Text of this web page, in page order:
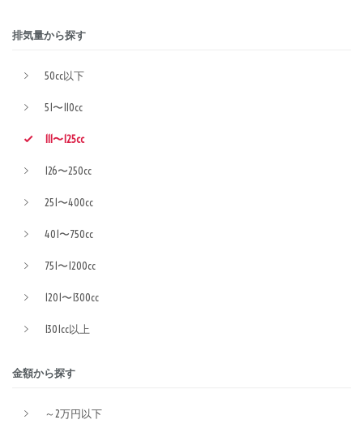
排気量から探す
50cc以下
51〜110cc
111〜125cc
126〜250cc
251〜400cc
401〜750cc
751〜1200cc
1201〜1300cc
1301cc以上
金額から探す
～2万円以下